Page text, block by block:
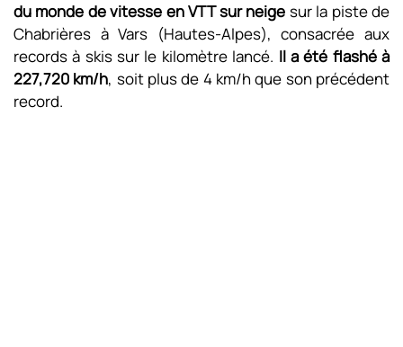
du monde de vitesse en VTT sur neige sur la piste de
Chabrières à Vars (Hautes-Alpes), consacrée aux
records à skis sur le kilomètre lancé. Il a été flashé à
227,720 km/h, soit plus de 4 km/h que son précédent
record.